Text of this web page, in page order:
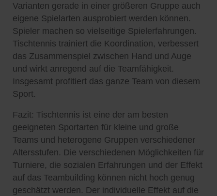
Varianten gerade in einer größeren Gruppe auch
eigene Spielarten ausprobiert werden können.
Spieler machen so vielseitige Spielerfahrungen.
Tischtennis trainiert die Koordination, verbessert
das Zusammenspiel zwischen Hand und Auge
und wirkt anregend auf die Teamfähigkeit.
Insgesamt profitiert das ganze Team von diesem
Sport.
Fazit: Tischtennis ist eine der am besten
geeigneten Sportarten für kleine und große
Teams und heterogene Gruppen verschiedener
Altersstufen. Die verschiedenen Möglichkeiten für
Turniere, die sozialen Erfahrungen und der Effekt
auf das Teambuilding können nicht hoch genug
geschätzt werden. Der individuelle Effekt auf die